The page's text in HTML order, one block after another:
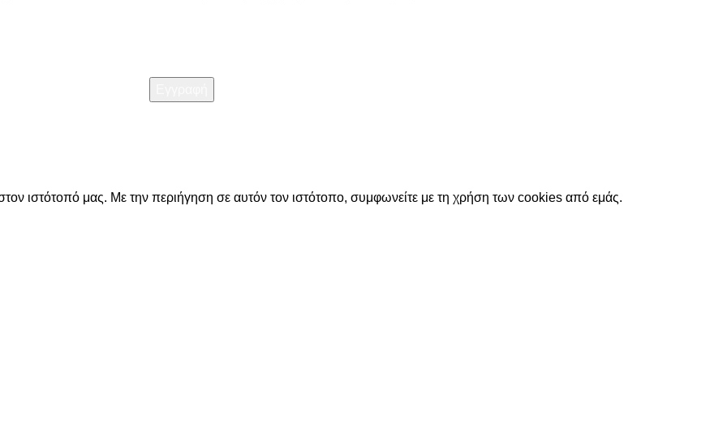
ιστότοπό μας. Με την περιήγηση σε αυτόν τον ιστότοπο, συμφωνείτε με τη χρήση των cookies από εμάς.